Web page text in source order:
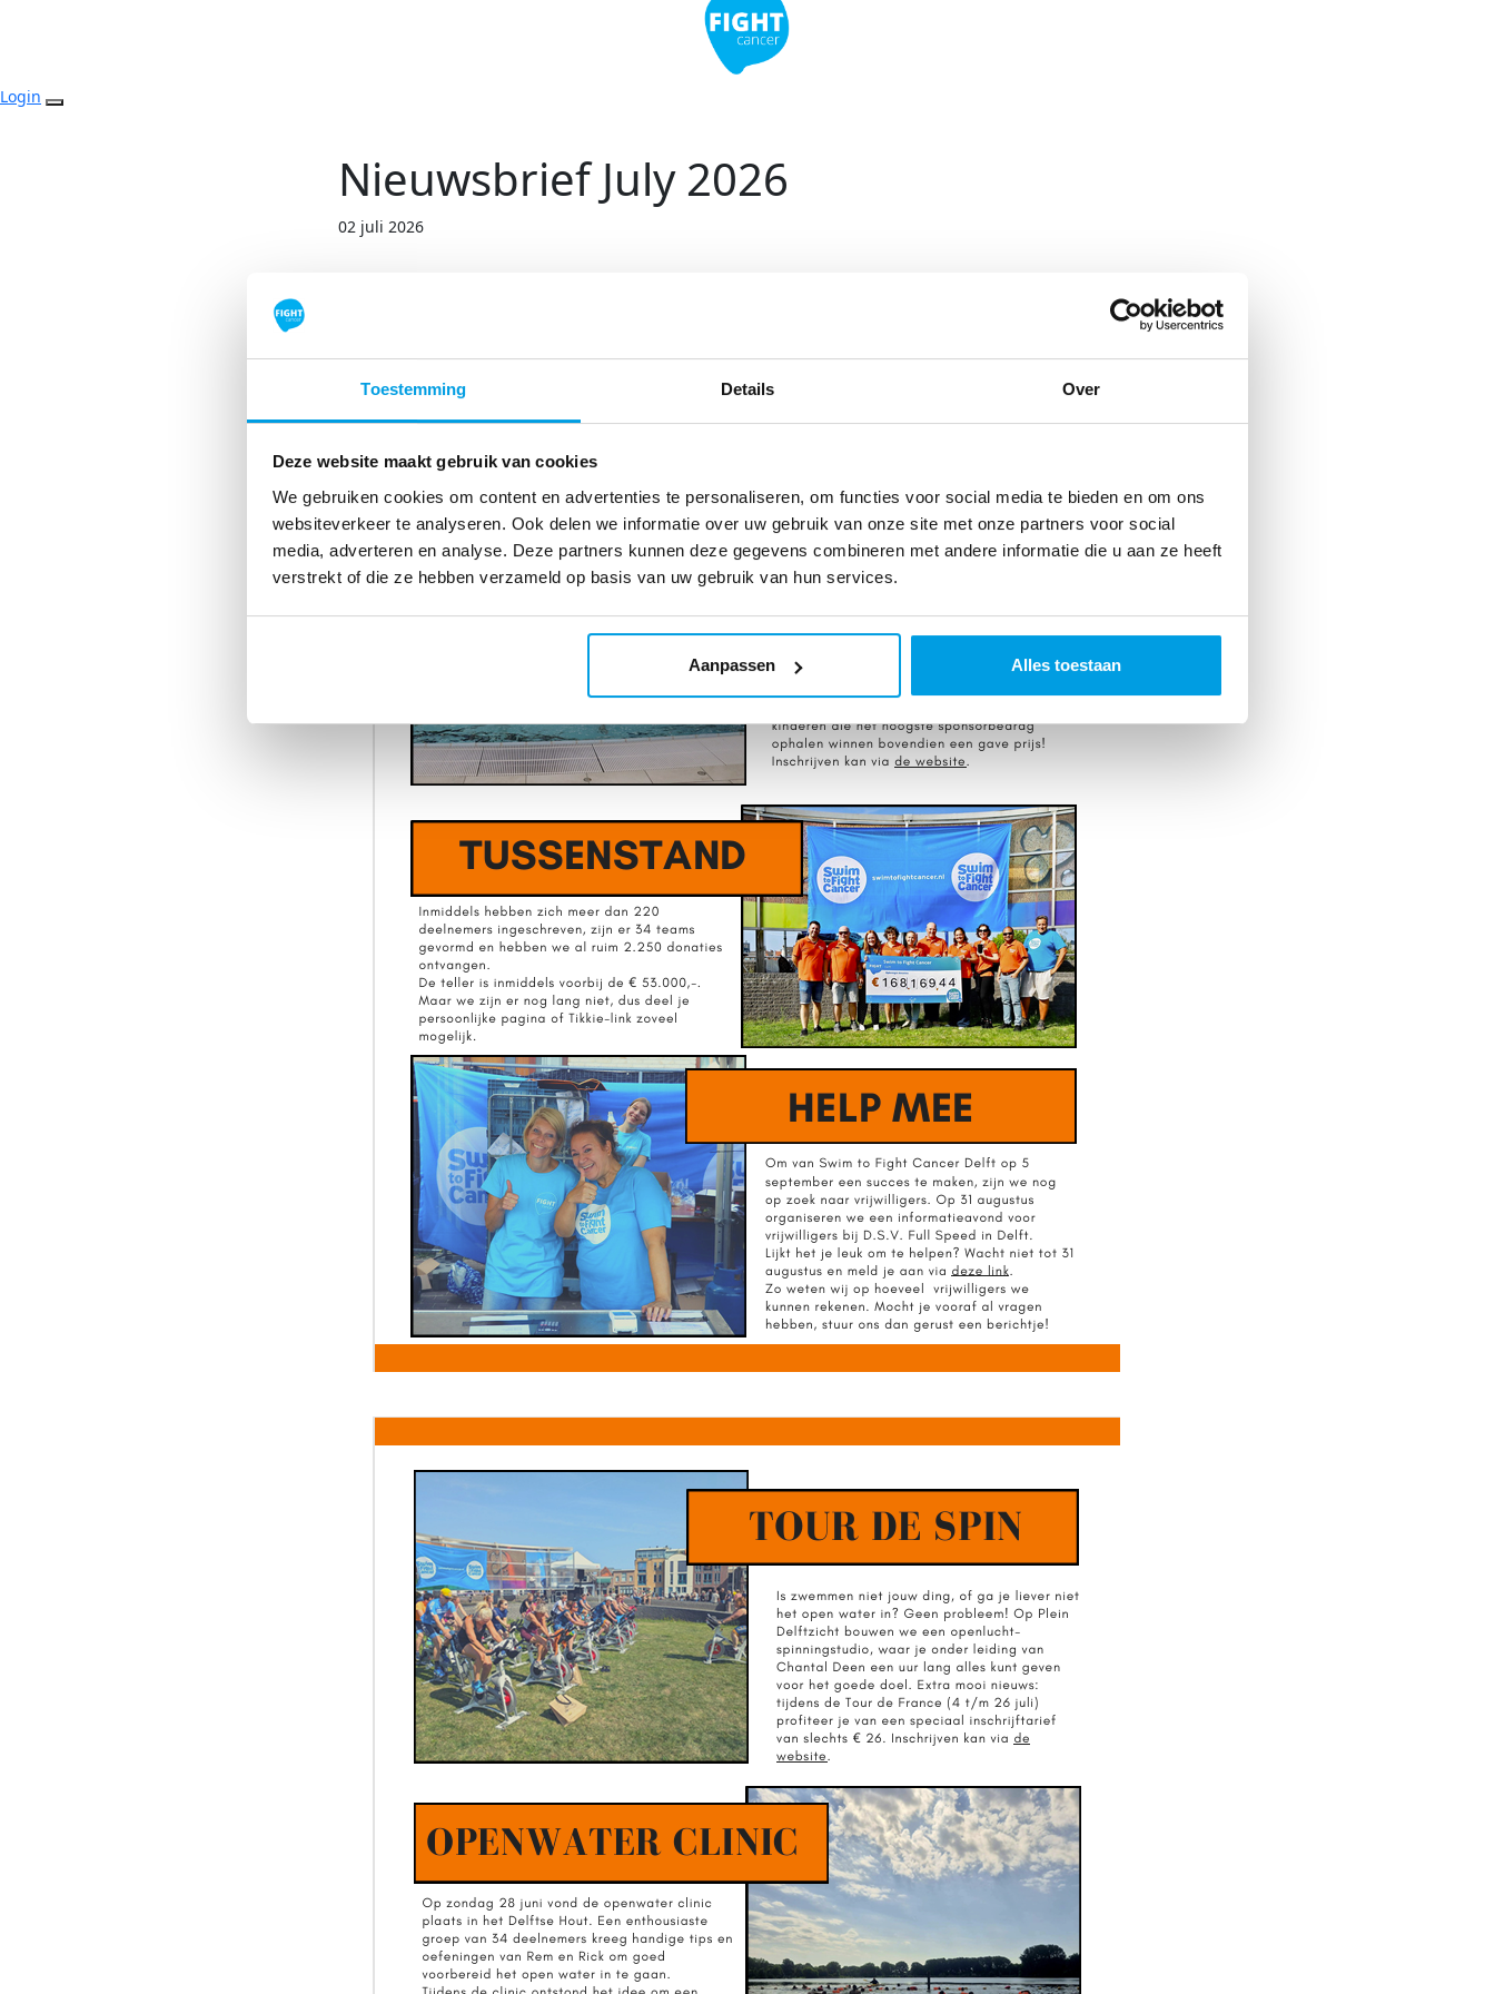
Toestemming Details Over
Deze website maakt gebruik van cookies
We gebruiken cookies om content en advertenties te personaliseren, om functies voor social media te bieden en om ons
websiteverkeer te analyseren. Ook delen we informatie over uw gebruik van onze site met onze partners voor social
media, adverteren en analyse. Deze partners kunnen deze gegevens combineren met andere informatie die u aan ze heeft
verstrekt of die ze hebben verzameld op basis van uw gebruik van hun services.
Aanpassen Alles toestaan
Login
Nieuwsbrief July 2026
02 juli 2026